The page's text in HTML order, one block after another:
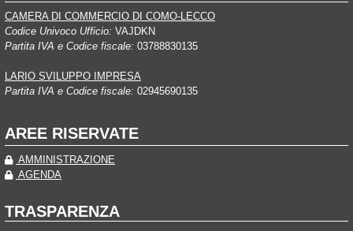
CAMERA DI COMMERCIO DI COMO-LECCO
Codice Univoco Ufficio: VAJDKN
Partita IVA e Codice fiscale: 03788830135
LARIO SVILUPPO IMPRESA
Partita IVA e Codice fiscale: 02945690135
AREE RISERVATE
AMMINISTRAZIONE
AGENDA
TRASPARENZA